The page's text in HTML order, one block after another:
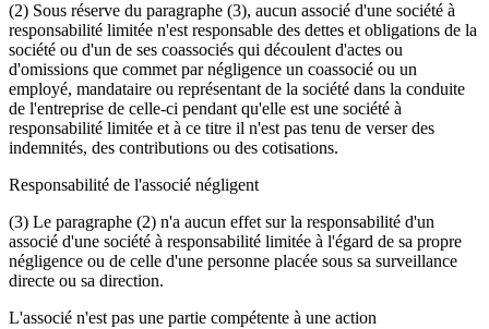
(2) Sous réserve du paragraphe (3), aucun associé d'une société à
responsabilité limitée n'est responsable des dettes et obligations de la
société ou d'un de ses coassociés qui découlent d'actes ou
d'omissions que commet par négligence un coassocié ou un
employé, mandataire ou représentant de la société dans la conduite
de l'entreprise de celle-ci pendant qu'elle est une société à
responsabilité limitée et à ce titre il n'est pas tenu de verser des
indemnités, des contributions ou des cotisations.
Responsabilité de l'associé négligent
(3) Le paragraphe (2) n'a aucun effet sur la responsabilité d'un
associé d'une société à responsabilité limitée à l'égard de sa propre
négligence ou de celle d'une personne placée sous sa surveillance
directe ou sa direction.
L'associé n'est pas une partie compétente à une action